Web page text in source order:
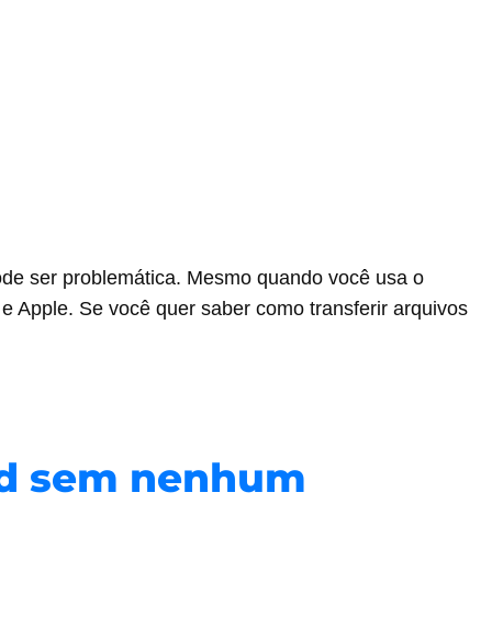
ser problemática. Mesmo quando você usa o
Apple. Se você quer saber como transferir arquivos
sem nenhum